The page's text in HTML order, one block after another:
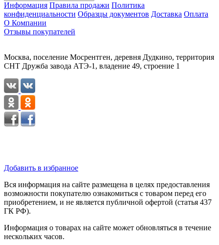
Информация Правила продажи Политика
конфиденциальности Образцы документов Доставка Оплата
О Компании
Отзывы покупателей
Москва, поселение Мосрентген, деревня Дудкино, территория
СНТ Дружба завода АТЭ-1, владение 49, строение 1
Добавить в избранное
Вся информация на сайте размещена в целях предоставления
возможности покупателю ознакомиться с товаром перед его
приобретением, и не является публичной офертой (статья 437
ГК РФ).
Информация о товарах на сайте может обновляться в течение
нескольких часов.